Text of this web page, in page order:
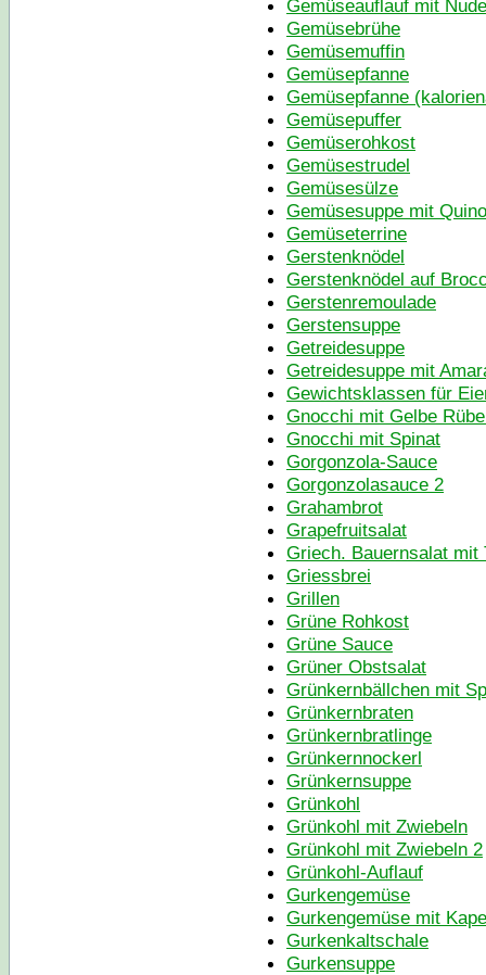
Gemüseauflauf mit
Gemüsebrühe
Gemüsemuffin
Gemüsepfanne
Gemüsepfanne
Gemüsepuffer
Gemüserohkost
Gemüsestrudel
Gemüsesülze
Gemüsesuppe mit
Gemüseterrine
Gerstenknödel
Gerstenknödel auf
Gerstenremoulade
Gerstensuppe
Getreidesuppe
Getreidesuppe mit
Gewichtsklassen für
Gnocchi mit Gelbe
Gnocchi mit Spinat
Gorgonzola-Sauce
Gorgonzolasauce 2
Grahambrot
Grapefruitsalat
Griech. Bauernsalat mit
Griessbrei
Grillen
Grüne Rohkost
Grüne Sauce
Grüner Obstsalat
Grünkernbällchen mit
Grünkernbraten
Grünkernbratlinge
Grünkernnockerl
Grünkernsuppe
Grünkohl
Grünkohl mit Zwiebeln
Grünkohl mit Zwiebeln 2
Grünkohl-Auflauf
Gurkengemüse
Gurkengemüse mit
Gurkenkaltschale
Gurkensuppe